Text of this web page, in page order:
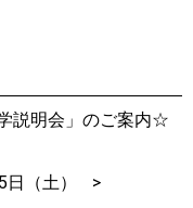
説明会」のご案内☆
（土）